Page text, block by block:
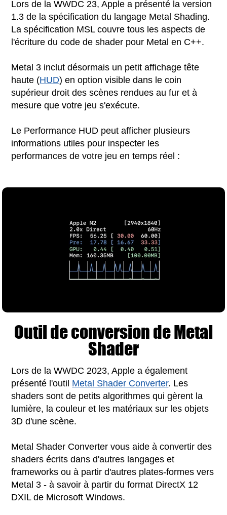
Lors de la WWDC 23, Apple a présenté la version
1.3 de la spécification du langage Metal Shading.
La spécification MSL couvre tous les aspects de
l'écriture du code de shader pour Metal en C++.
Metal 3 inclut désormais un petit affichage tête
haute (HUD) en option visible dans le coin
supérieur droit des scènes rendues au fur et à
mesure que votre jeu s'exécute.
Le Performance HUD peut afficher plusieurs
informations utiles pour inspecter les
performances de votre jeu en temps réel :
Outil de conversion de Metal
Shader
Lors de la WWDC 2023, Apple a également
présenté l'outil Metal Shader Converter. Les
shaders sont de petits algorithmes qui gèrent la
lumière, la couleur et les matériaux sur les objets
3D d'une scène.
Metal Shader Converter vous aide à convertir des
shaders écrits dans d'autres langages et
frameworks ou à partir d'autres plates-formes vers
Metal 3 - à savoir à partir du format DirectX 12
DXIL de Microsoft Windows.